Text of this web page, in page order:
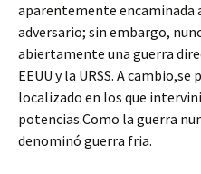
aparentemente encaminada
adversario; sin embargo,
abiertamente una guerra
EEUU y la URSS. A
localizado en los que
potencias.Como la guerra
denominó guerra fria.